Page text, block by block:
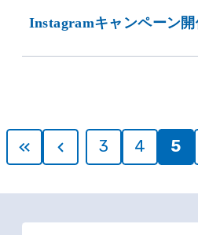
Instagramキャンペーン
3 4 5